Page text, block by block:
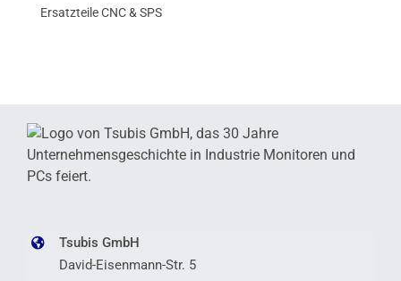
Ersatzteile CNC & SPS
Tsubis GmbH
David-Eisenmann-Str. 5